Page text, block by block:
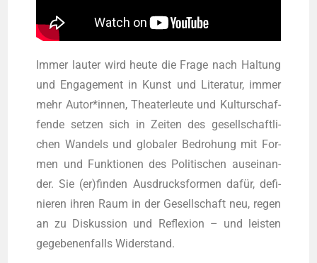
Immer lau­ter wird heu­te die Fra­ge nach Hal­tung
und Enga­ge­ment in Kunst und Lite­ra­tur, immer
mehr Autor*innen, Thea­ter­leu­te und Kul­tur­schaf­
fen­de set­zen sich in Zei­ten des gesell­schaft­li­
chen Wan­dels und glo­ba­ler Bedro­hung mit For­
men und Funk­tio­nen des Poli­ti­schen aus­ein­an­
der. Sie (er)finden Aus­drucks­for­men dafür, defi­
nie­ren ihren Raum in der Gesell­schaft neu, regen
an zu Dis­kus­si­on und Refle­xi­on – und leis­ten
gege­be­nen­falls Widerstand.